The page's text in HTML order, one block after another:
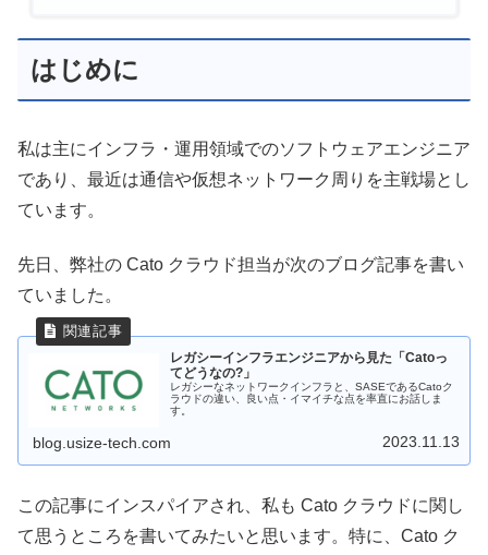
はじめに
私は主にインフラ・運用領域でのソフトウェアエンジニア
であり、最近は通信や仮想ネットワーク周りを主戦場とし
ています。
先日、弊社の Cato クラウド担当が次のブログ記事を書い
ていました。
レガシーインフラエンジニアから見た「Catoっ
てどうなの?」
レガシーなネットワークインフラと、SASEであるCatoク
ラウドの違い、良い点・イマイチな点を率直にお話しま
す。
blog.usize-tech.com 2023.11.13
この記事にインスパイアされ、私も Cato クラウドに関し
て思うところを書いてみたいと思います。特に、Cato ク